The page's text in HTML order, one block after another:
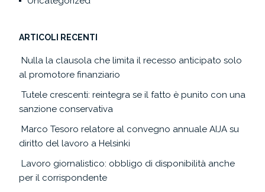
ARTICOLI RECENTI
Nulla la clausola che limita il recesso anticipato solo
al promotore finanziario
Tutele crescenti: reintegra se il fatto è punito con una
sanzione conservativa
Marco Tesoro relatore al convegno annuale AIJA su
diritto del lavoro a Helsinki
Lavoro giornalistico: obbligo di disponibilità anche
per il corrispondente